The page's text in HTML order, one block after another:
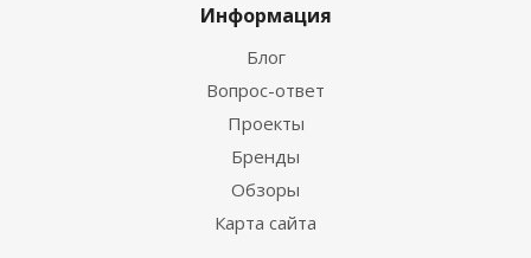
Информация
Блог
Вопрос-ответ
Проекты
Бренды
Обзоры
Карта сайта